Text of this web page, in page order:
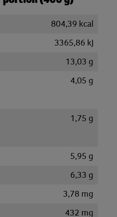
804,39 kcal
3365,86 kJ
13,03 g
4,05 g
1,75 g
5,95 g
6,33 g
3,78 mg
432 mg